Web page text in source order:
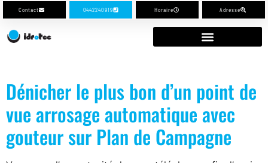
Contact 0442240919 Horaire Adresse
Dénicher le plus bon d’un point de
vue arrosage automatique avec
gouteur sur Plan de Campagne